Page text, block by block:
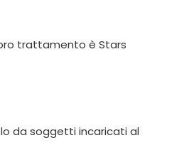
trattamento è Stars
da soggetti incaricati al